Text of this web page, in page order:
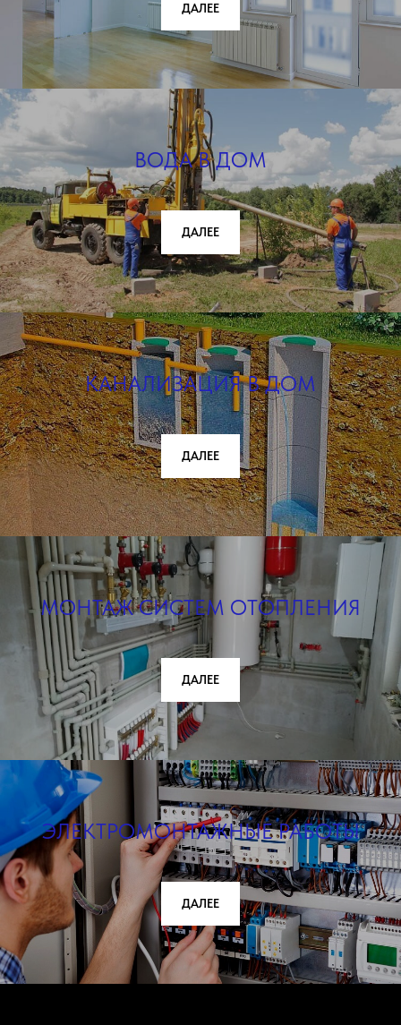
ДАЛЕЕ
ВОДА В ДОМ
ДАЛЕЕ
КАНАЛИЗАЦИЯ В ДОМ
ДАЛЕЕ
МОНТАЖ СИСТЕМ ОТОПЛЕНИЯ
ДАЛЕЕ
ЭЛЕКТРОМОНТАЖНЫЕ РАБОТЫ
ДАЛЕЕ